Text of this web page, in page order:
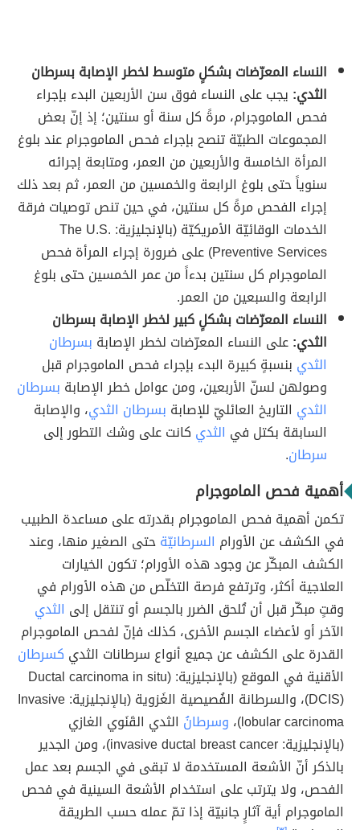
النساء المعرّضات بشكلٍ متوسط لخطر الإصابة بسرطان
الثدي: يجب على النساء فوق سن الأربعين البدء بإجراء
فحص الماموجرام، مرةً كل سنة أو سنتين؛ إذ إنّ بعض
المجموعات الطبيّة تنصح بإجراء فحص الماموجرام عند بلوغ
المرأة الخامسة والأربعين من العمر، ومتابعة إجرائه
سنوياً حتى بلوغ الرابعة والخمسين من العمر، ثم بعد ذلك
إجراء الفحص مرةً كل سنتين، في حين تنص توصيات فرقة
الخدمات الوقائيّة الأمريكيّة (بالإنجليزية: The U.S.
Preventive Services) على ضرورة إجراء المرأة فحص
الماموجرام كل سنتين بدءاً من عمر الخمسين حتى بلوغ
الرابعة والسبعين من العمر.
النساء المعرّضات بشكلٍ كبير لخطر الإصابة بسرطان
الثدي:على النساء المعرّضات لخطر الإصابة بسرطان
الثدي بنسبةٍ كبيرة البدء بإجراء فحص الماموجرام قبل
وصولهن لسنّ الأربعين، ومن عوامل خطر الإصابة بسرطان
الثدي التاريخ العائليّ للإصابة بسرطان الثدي، والإصابة
السابقة بكتل في الثدي كانت على وشك التطور إلى
سرطان.
أهمية فحص الماموجرام
تكمن أهمية فحص الماموجرام بقدرته على مساعدة الطبيب
في الكشف عن الأورام السرطانيّةحتى الصغير منها، وعند
الكشف المبكّر عن وجود هذه الأورام؛ تكون الخيارات
العلاجية أكثر، وترتفع فرصة التخلّص من هذه الأورام في
وقتٍ مبكّر قبل أن تُلحق الضرر بالجسم أو تنتقل إلى الثدي
الآخر أو لأعضاء الجسم الأخرى، كذلك فإنّ لفحص الماموجرام
القدرة على الكشف عن جميع أنواع سرطانات الثدي كسرطان
الأقنية في الموقع (بالإنجليزية: (Ductal carcinoma in situ
(DCIS)، والسرطانة الفُصيصية الغَزوية (بالإنجليزية: Invasive
lobular carcinoma)، وسرطانُ الثدي القَنَوي الغازي
(بالإنجليزية: invasive ductal breast cancer)، ومن الجدير
بالذكر أنّ الأشعة المستخدمة لا تبقى في الجسم بعد عمل
الفحص، ولا يترتب على استخدام الأشعة السينية في فحص
الماموجرام أية آثارٍ جانبيّة إذا تمّ عمله حسب الطريقة